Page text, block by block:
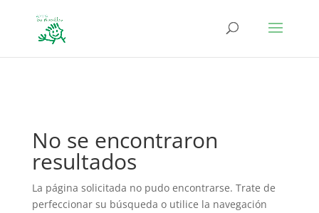
No se encontraron
resultados
La página solicitada no pudo encontrarse. Trate de
perfeccionar su búsqueda o utilice la navegación